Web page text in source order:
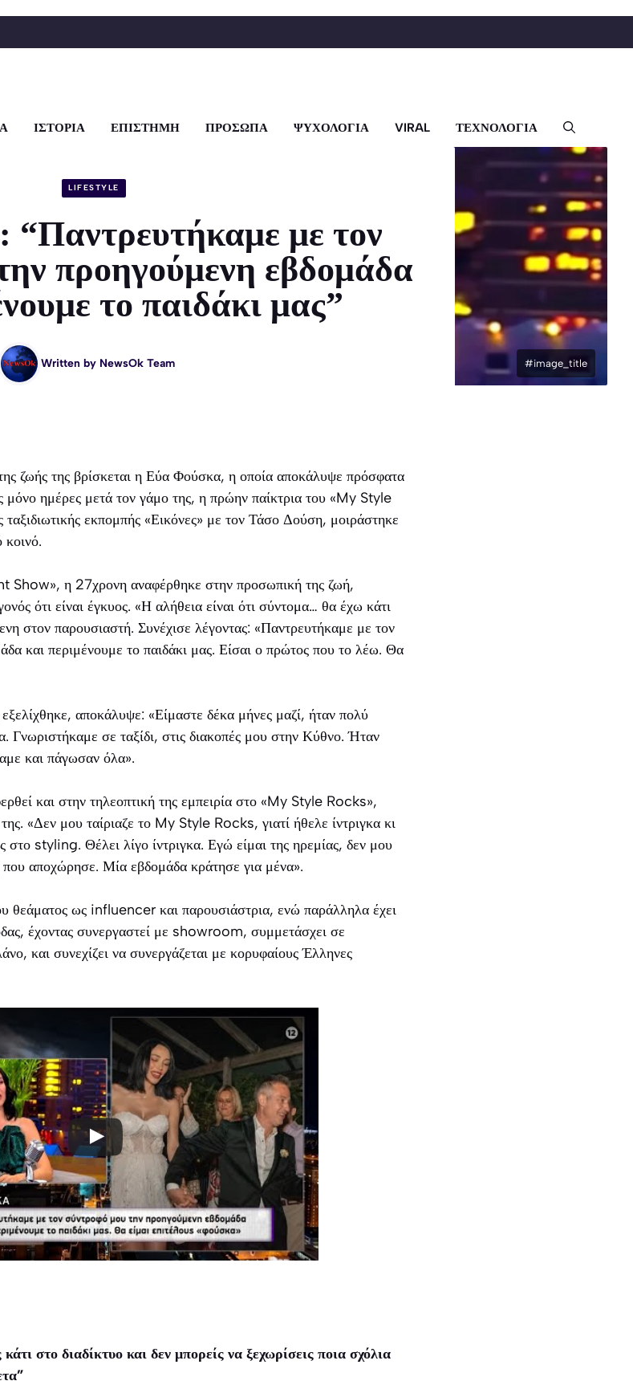
ΙΣΤΟΡΙΑ ΕΠΙΣΤΗΜΗ ΠΡΟΣΩΠΑ ΨΥΧΟΛΟΓΙΑ VIRAL ΤΕΧΝΟΛΟΓΙΑ
#image_title
LIFESTYLE
με τον
προηγούμενη εβδομάδα
το παιδάκι μας”
Written by NewsOk Team
ζωής της βρίσκεται η Εύα Φούσκα, η οποία αποκάλυψε πρόσφατα
μόνο ημέρες μετά τον γάμο της, η πρώην παίκτρια του «My Style
εκπομπής «Εικόνες» με τον Τάσο Δούση, μοιράστηκε
η 27χρονη αναφέρθηκε στην προσωπική της ζωή,
ότι είναι έγκυος. «Η αλήθεια είναι ότι σύντομα… θα έχω κάτι
στον παρουσιαστή. Συνέχισε λέγοντας: «Παντρευτήκαμε με τον
και περιμένουμε το παιδάκι μας. Είσαι ο πρώτος που το λέω. Θα
αποκάλυψε: «Είμαστε δέκα μήνες μαζί, ήταν πολύ
Γνωριστήκαμε σε ταξίδι, στις διακοπές μου στην Κύθνο. Ήταν
και πάγωσαν όλα».
και στην τηλεοπτική της εμπειρία στο «My Style Rocks»,
«Δεν μου ταίριαζε το My Style Rocks, γιατί ήθελε ίντριγκα κι
στο styling. Θέλει λίγο ίντριγκα. Εγώ είμαι της ηρεμίας, δεν μου
αποχώρησε. Μία εβδομάδα κράτησε για μένα».
θεάματος ως influencer και παρουσιάστρια, ενώ παράλληλα έχει
έχοντας συνεργαστεί με showroom, συμμετάσχει σε
και συνεχίζει να συνεργάζεται με κορυφαίους Έλληνες
στο διαδίκτυο και δεν μπορείς να ξεχωρίσεις ποια σχόλια